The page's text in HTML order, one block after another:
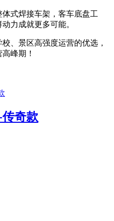
式焊接车架，客车底盘工
力成就更多可能。
、景区高强度运营的优选，
峰期！
奇款